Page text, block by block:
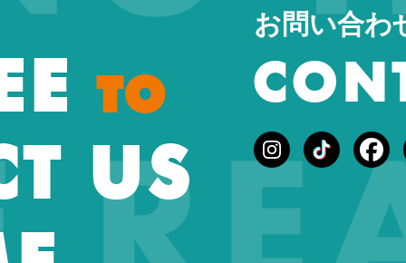
TO
US
お問い合わ